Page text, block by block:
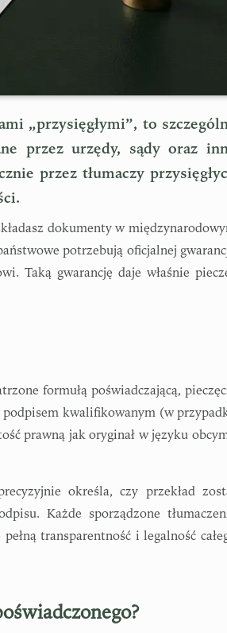
„przysięgłymi”, to
przez urzędy, sądy oraz
przez tłumaczy
dokumenty w
potrzebują oficjalnej
Taką gwarancję daje właśnie
formułą poświadczającą,
kwalifikowanym (w
prawną jak oryginał w języku
określa, czy przekład
Każde sporządzone
transparentność i legalność